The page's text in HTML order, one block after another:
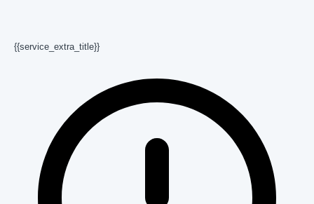
{{service_extra_title}}